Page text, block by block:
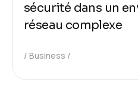
sécurité dans un
réseau complexe
Business